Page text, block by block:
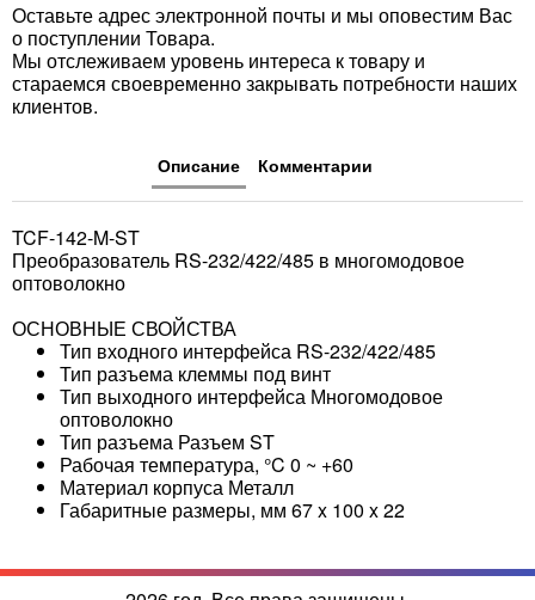
Оставьте адрес электронной почты и мы оповестим Вас
о поступлении Товара.
Мы отслеживаем уровень интереса к товару и
стараемся своевременно закрывать потребности наших
клиентов.
Описание Комментарии
TCF-142-M-ST
Преобразователь RS-232/422/485 в многомодовое
оптоволокно
ОСНОВНЫЕ СВОЙСТВА
Тип входного интерфейса RS-232/422/485
Тип разъема клеммы под винт
Тип выходного интерфейса Многомодовое
оптоволокно
Тип разъема Разъем ST
Рабочая температура, °C 0 ~ +60
Материал корпуса Металл
Габаритные размеры, мм 67 x 100 x 22